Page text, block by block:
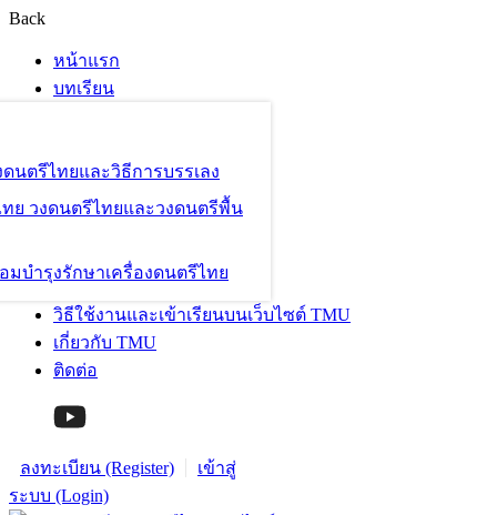
Back
หน้าแรก
บทเรียน
ดนตรีไทยและวิธีการบรรเลง
ทย วงดนตรีไทยและวงดนตรีพื้น
มบำรุงรักษาเครื่องดนตรีไทย
วิธีใช้งานและเข้าเรียนบนเว็บไซต์ TMU
เกี่ยวกับ TMU
ติดต่อ
ลงทะเบียน (Register)
เข้าสู่
ระบบ (Login)